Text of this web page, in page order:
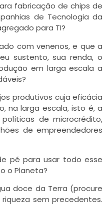
fabricação de chips de
de Tecnologia da
para TI?
com venenos, e que a
sustento, sua renda, o
em larga escala a
produtivos cuja eficácia
na larga escala, isto é, a
de microcrédito,
de empreendedores
pé para usar todo esse
o Planeta?
doce da Terra (procure
sem precedentes.